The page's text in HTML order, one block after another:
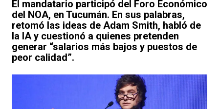
El mandatario participó del Foro Económico
del NOA, en Tucumán. En sus palabras,
retomó las ideas de Adam Smith, habló de
la IA y cuestionó a quienes pretenden
generar “salarios más bajos y puestos de
peor calidad”.